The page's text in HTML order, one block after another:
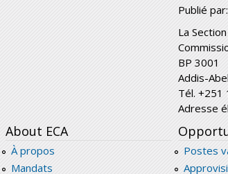
Publié par:
La
BP 3001
Addis-
Tél. +251
Adresse
About ECA
À propos
Mandats
Postes